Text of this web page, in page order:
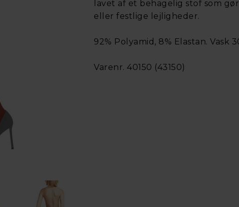
lavet af et behagelig stof som
eller festlige lejligheder.
92% Polyamid, 8% Elastan. Vask
Varenr. 40150 (43150)